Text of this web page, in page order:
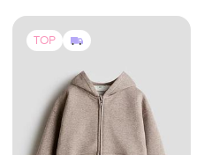
TOP